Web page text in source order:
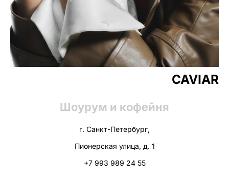
CAVIAR
Шоурум и кофейня
г. Санкт-Петербург,
Пионерская улица, д. 1
+7 993 989 24 55